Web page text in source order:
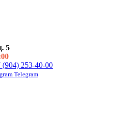
5
(904) 253-40-00
Telegram